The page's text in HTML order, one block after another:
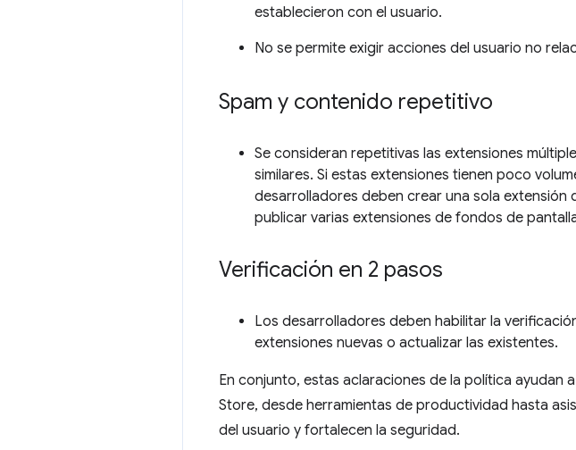
establecieron con el usuario.
No se permite exigir acciones del usuario no
Spam y contenido repetitivo
Se consideran repetitivas las extensiones
similares. Si estas extensiones tienen poco
desarrolladores deben crear una sola
publicar varias extensiones de fondos de
Verificación en 2 pasos
Los desarrolladores deben habilitar la
extensiones nuevas o actualizar las existentes.
En conjunto, estas aclaraciones de la política ayudan
Store, desde herramientas de productividad hasta
del usuario y fortalecen la seguridad.